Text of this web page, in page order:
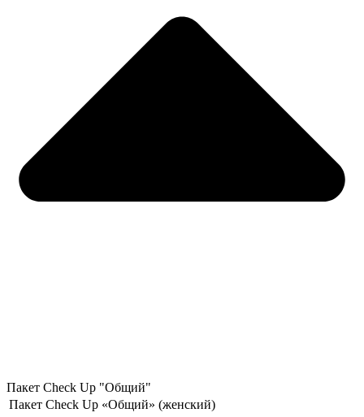
Пакет Check Up "Общий"
Пакет Check Up «Общий» (женский)